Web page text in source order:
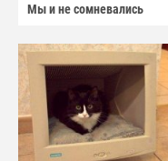
Мы и не сомневались